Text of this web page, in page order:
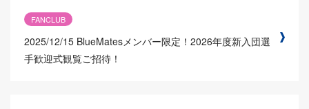
FANCLUB
2025/12/15 BlueMatesメンバー限定！2026年度新入団選
手歓迎式観覧ご招待！